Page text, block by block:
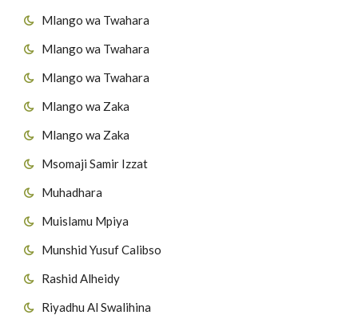
Mlango wa Twahara
Mlango wa Twahara
Mlango wa Twahara
Mlango wa Zaka
Mlango wa Zaka
Msomaji Samir Izzat
Muhadhara
Muislamu Mpiya
Munshid Yusuf Calibso
Rashid Alheidy
Riyadhu Al Swalihina